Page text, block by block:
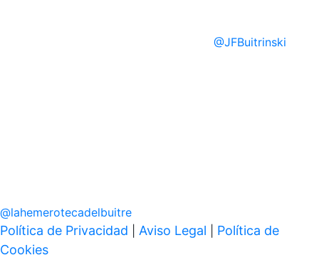
@JFBuitrinski
@lahemerotecadelbuitre
Política de Privacidad Aviso Legal
Política de
Cookies